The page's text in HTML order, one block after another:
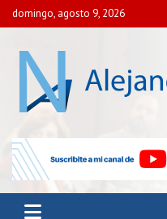
Skip
to
domingo, agosto 9, 2026
Alejandro Nató
la Democracia y la Paz Social.